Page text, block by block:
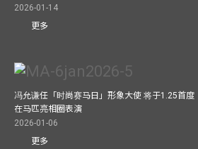
2026-01-14
更多
冯允谦任「时尚赛马日」形象大使 将于1.25首度
在马匹亮相圈表演
2026-01-06
更多